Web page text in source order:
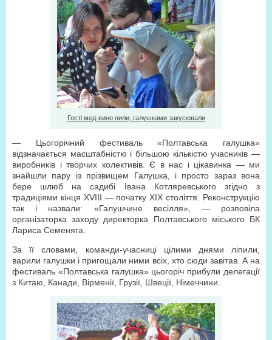
Гості мед-вино пили, галушками закусювали
— Цьогорічний фестиваль «Полтавська галушка»
відзначається масштабністю і більшою кількістю учасників —
виробників і творчих колективів. Є в нас і цікавинка — ми
знайшли пару із прізвищем Галушка, і просто зараз вона
бере шлюб на садибі Івана Котляревського згідно з
традиціями кінця XVIII — початку XIX століття. Реконструкцію
так і назвали: «Галушчине весілля», — розповіла
організаторка заходу директорка Полтавського міського БК
Лариса Семеняга.
За її словами, команди-учасниці цілими днями ліпили,
варили галушки і пригощали ними всіх, хто сюди завітав. А на
фестиваль «Полтавська галушка» цьогоріч прибули делегації
з Китаю, Канади, Вірменії, Грузії, Швеції, Німеччини.